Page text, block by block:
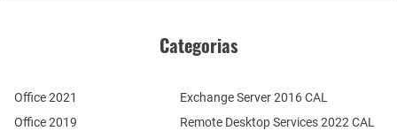
Categorias
Office 2021
Office 2019
Remote Desktop Services 2022 CAL
Exchange Server 2016 CAL